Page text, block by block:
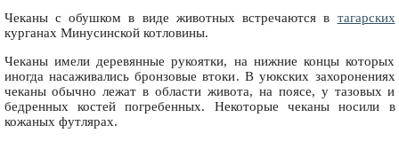
Чеканы с обушком в виде животных встречаются в тагарских
курганах Минусинской котловины.
Чеканы имели деревянные рукоятки, на нижние концы которых
иногда насаживались бронзовые втоки. В уюкских захоронениях
чеканы обычно лежат в области живота, на поясе, у тазовых и
бедренных костей погребенных. Некоторые чеканы носили в
кожаных футлярах.